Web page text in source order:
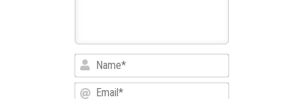
Name*
Email*